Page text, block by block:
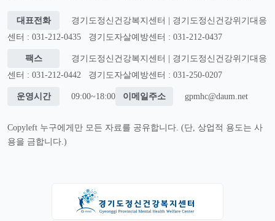
대표전화
경기도정신건강복지센터 | 경기도정신건강위기대응
센터 : 031-212-0435
경기도자살예방센터 : 031-212-0437
팩스
경기도정신건강복지센터 | 경기도정신건강위기대응
센터 : 031-212-0442
경기도자살예방센터 : 031-250-0207
운영시간 09:00~18:00 이메일주소 gpmhc@daum.net
Copyleft 누구에게만 모든 자료를 공유합니다. (단, 상업적 용도는 사
용을 금합니다.)